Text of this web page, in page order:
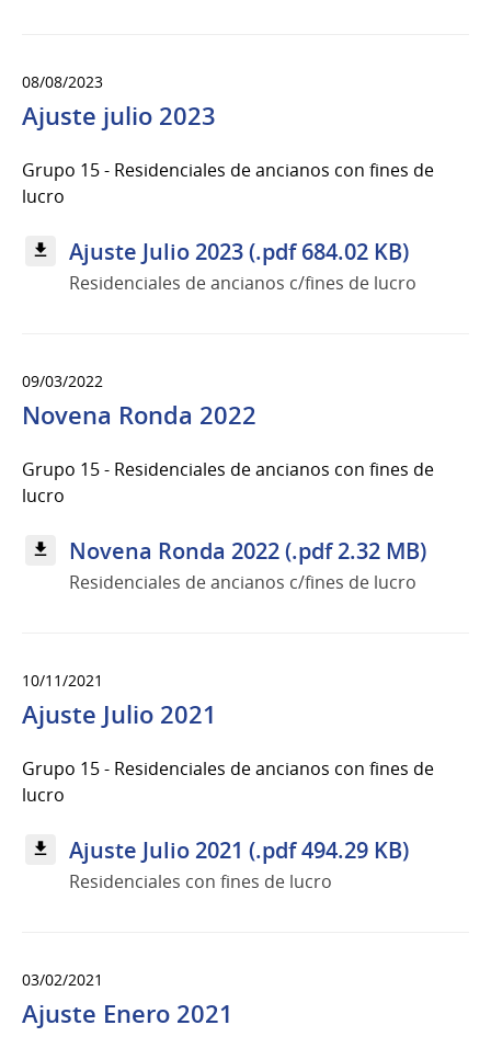
08/08/2023
Ajuste julio 2023
Grupo 15 - Residenciales de ancianos con fines de
lucro
Ajuste Julio 2023 (.pdf 684.02 KB)
Residenciales de ancianos c/fines de lucro
09/03/2022
Novena Ronda 2022
Grupo 15 - Residenciales de ancianos con fines de
lucro
Novena Ronda 2022 (.pdf 2.32 MB)
Residenciales de ancianos c/fines de lucro
10/11/2021
Ajuste Julio 2021
Grupo 15 - Residenciales de ancianos con fines de
lucro
Ajuste Julio 2021 (.pdf 494.29 KB)
Residenciales con fines de lucro
03/02/2021
Ajuste Enero 2021